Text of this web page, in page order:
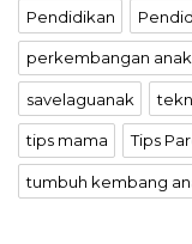
Pendidikan
perkembangan anak
savelaguanak
tips mama Tips
tumbuh kembang